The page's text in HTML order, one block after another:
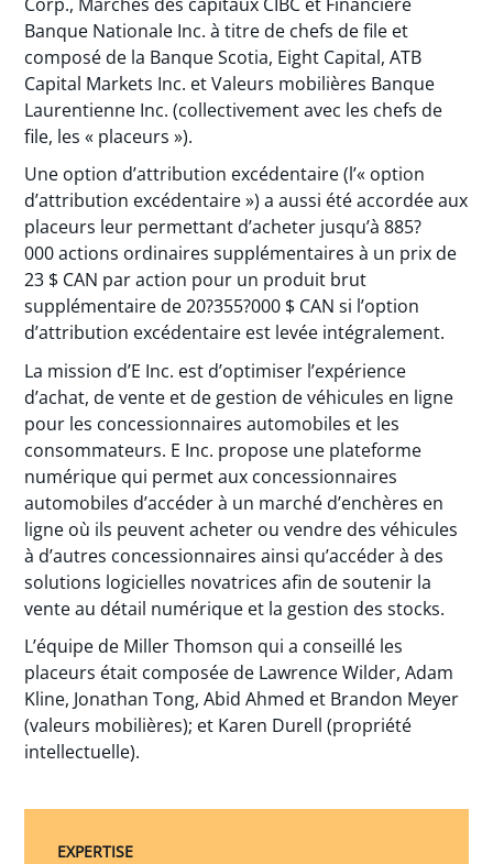
Banque Nationale Inc. à titre de chefs de file et
composé de la Banque Scotia, Eight Capital, ATB
Capital Markets Inc. et Valeurs mobilières Banque
Laurentienne Inc. (collectivement avec les chefs de
file, les « placeurs »).
Une option d’attribution excédentaire (l’« option
d’attribution excédentaire ») a aussi été accordée aux
placeurs leur permettant d’acheter jusqu’à 885?
000 actions ordinaires supplémentaires à un prix de
23 $ CAN par action pour un produit brut
supplémentaire de 20?355?000 $ CAN si l’option
d’attribution excédentaire est levée intégralement.
La mission d’E Inc. est d’optimiser l’expérience
d’achat, de vente et de gestion de véhicules en ligne
pour les concessionnaires automobiles et les
consommateurs. E Inc. propose une plateforme
numérique qui permet aux concessionnaires
automobiles d’accéder à un marché d’enchères en
ligne où ils peuvent acheter ou vendre des véhicules
à d’autres concessionnaires ainsi qu’accéder à des
solutions logicielles novatrices afin de soutenir la
vente au détail numérique et la gestion des stocks.
L’équipe de Miller Thomson qui a conseillé les
placeurs était composée de Lawrence Wilder, Adam
Kline, Jonathan Tong, Abid Ahmed et Brandon Meyer
(valeurs mobilières); et Karen Durell (propriété
intellectuelle).
EXPERTISE